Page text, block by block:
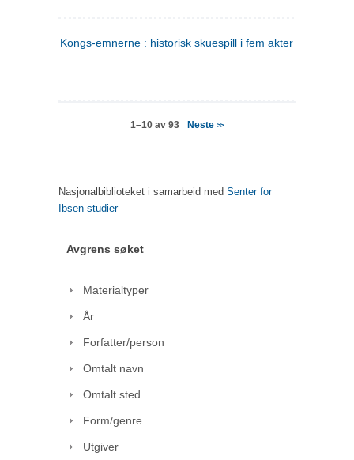
Kongs-emnerne : historisk skuespill i fem akter
1–10 av 93 Neste>>
Nasjonalbiblioteket i samarbeid med Senter for
Ibsen-studier
Avgrens søket
Materialtyper
År
Forfatter/person
Omtalt navn
Omtalt sted
Form/genre
Utgiver